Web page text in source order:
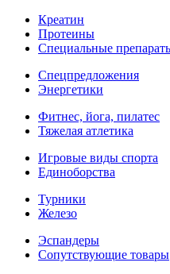
Креатин
Протеины
Специальные
Спецпредложения
Энергетики
Фитнес, йога, пилатес
Тяжелая атлетика
Игровые виды спорта
Единоборства
Турники
Железо
Эспандеры
Сопутствующие товары